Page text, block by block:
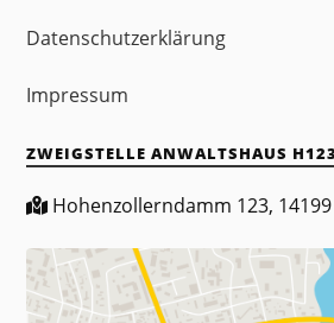
Datenschutzerklärung
Impressum
ZWEIGSTELLE ANWALTSHAUS
Hohenzollerndamm 123,